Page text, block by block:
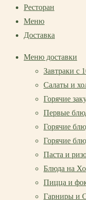
Ресторан
Меню
Доставка
Меню доставки
Завтраки с
Салаты и
Горячие
Первые
Горячие
Горячие
Паста и
Блюда на
Пицца и
Гарниры и